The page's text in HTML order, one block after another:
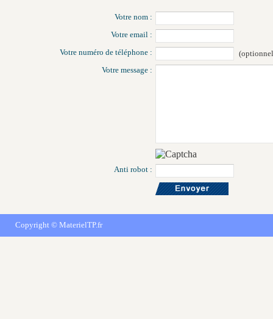
Votre nom :
Votre email :
Votre numéro de téléphone :
Votre message :
Anti robot :
Copyright © MaterielTP.fr